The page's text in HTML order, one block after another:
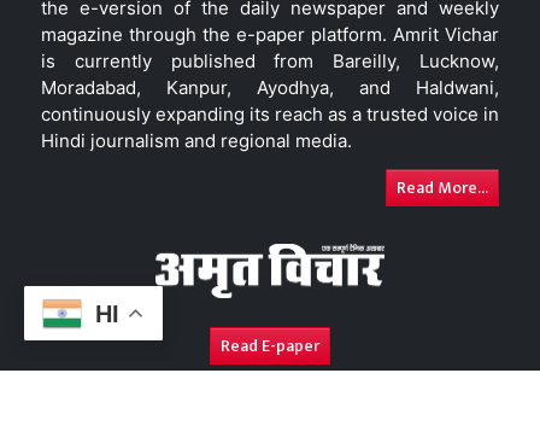
HI
the e-version of the daily newspaper and weekly
magazine through the e-paper platform. Amrit Vichar
is currently published from Bareilly, Lucknow,
Moradabad, Kanpur, Ayodhya, and Haldwani,
continuously expanding its reach as a trusted voice in
Hindi journalism and regional media.
Read More...
Read E-paper